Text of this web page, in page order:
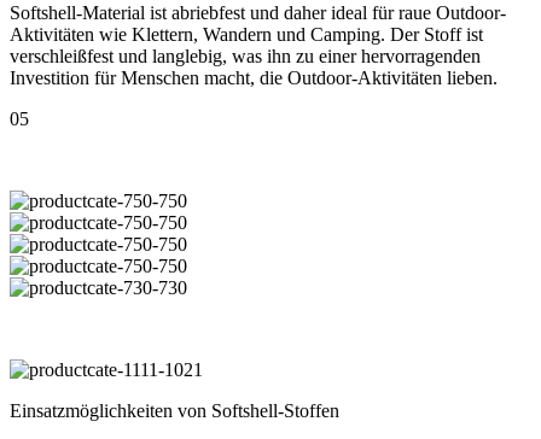
Softshell-Material ist abriebfest und daher ideal für raue Outdoor-
Aktivitäten wie Klettern, Wandern und Camping. Der Stoff ist
verschleißfest und langlebig, was ihn zu einer hervorragenden
Investition für Menschen macht, die Outdoor-Aktivitäten lieben.
05
Einsatzmöglichkeiten von Softshell-Stoffen